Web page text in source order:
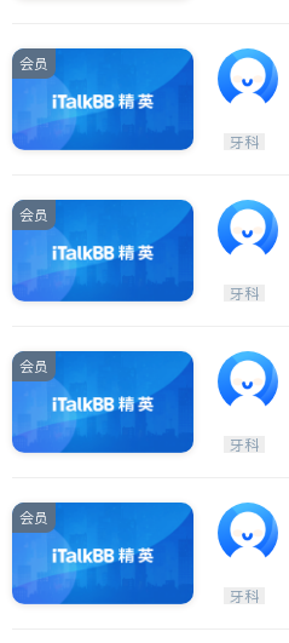
会员
牙科
会员
牙科
会员
牙科
会员
牙科